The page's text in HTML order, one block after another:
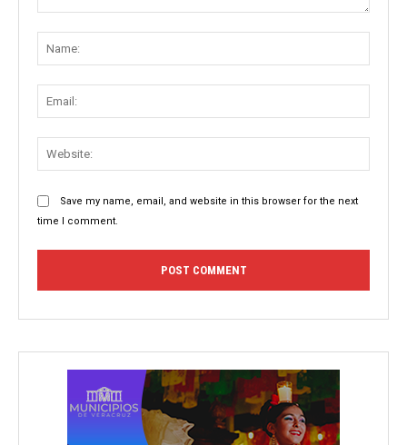
Save my name, email, and website in this browser for the next
time I comment.